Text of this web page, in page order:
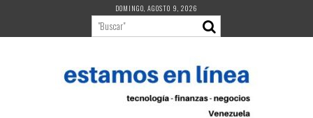
contenido
DOMINGO, AGOSTO 9, 2026